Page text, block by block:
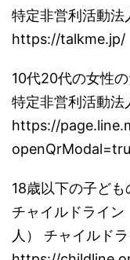
特定非営利活動法
https://talkme.jp/
10代20代の女性
特定非営利活動法
https://
18歳以下の子ど
チャイルドライ
人） チャイルド